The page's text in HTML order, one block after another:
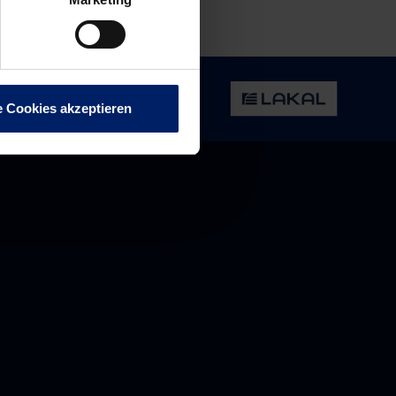
Cookies akzeptieren